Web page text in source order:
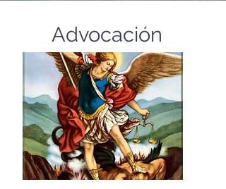
Advocación